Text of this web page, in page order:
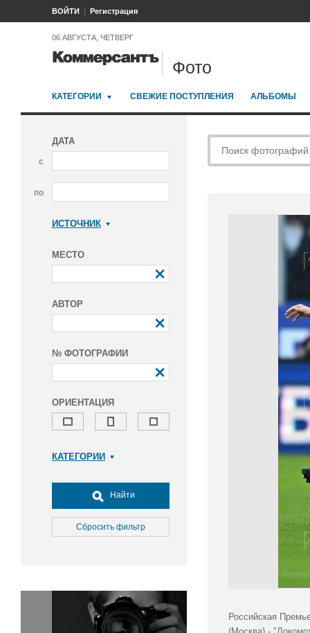
ВОЙТИ Регистрация
06 АВГУСТА, ЧЕТВЕРГ
Фото
КАТЕГОРИИ СВЕЖИЕ ПОСТУПЛЕНИЯ АЛЬБОМЫ
ДАТА
с
по
ИСТОЧНИК
МЕСТО
АВТОР
№ ФОТОГРАФИИ
ОРИЕНТАЦИЯ
КАТЕГОРИИ
Досуг, туризм и отдых
Культура
Медицина
Окружающая среда
Политика
Правосудие
Найти
Сбросить фильтр
Российская